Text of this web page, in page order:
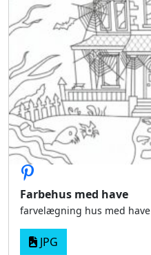
Farbehus med have
farvelægning hus med have
JPG